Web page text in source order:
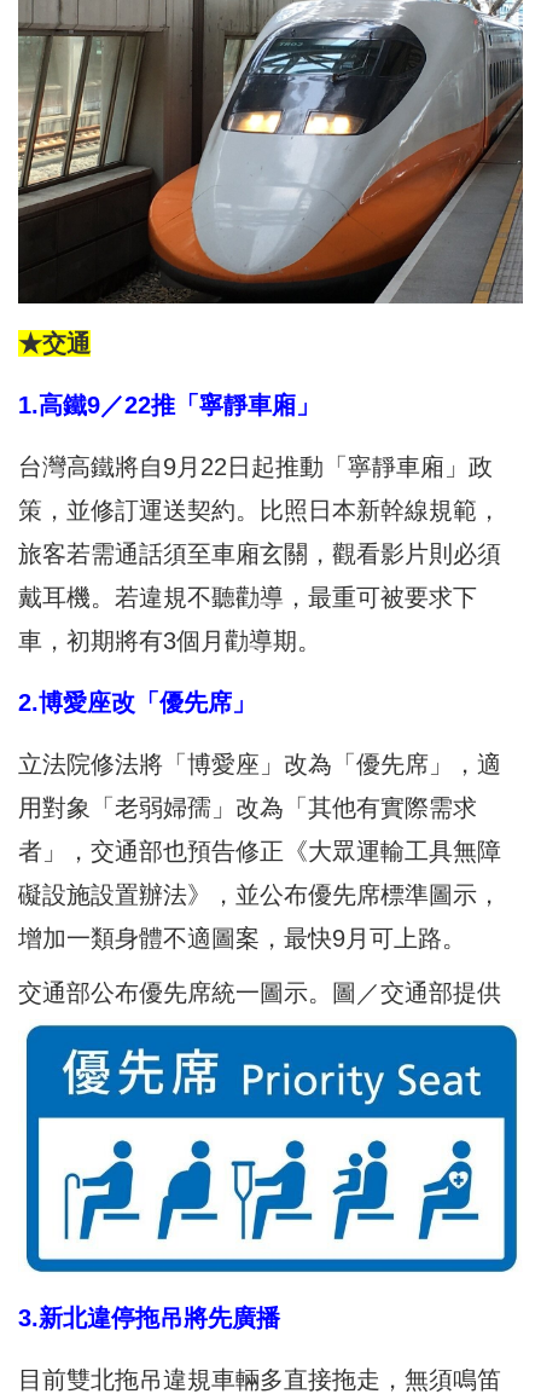
★交通
1.高鐵9／22推「寧靜車廂」
台灣高鐵將自9月22日起推動「寧靜車廂」政
策，並修訂運送契約。比照日本新幹線規範，
旅客若需通話須至車廂玄關，觀看影片則必須
戴耳機。若違規不聽勸導，最重可被要求下
車，初期將有3個月勸導期。
2.博愛座改「優先席」
立法院修法將「博愛座」改為「優先席」，適
用對象「老弱婦孺」改為「其他有實際需求
者」，交通部也預告修正《大眾運輸工具無障
礙設施設置辦法》，並公布優先席標準圖示，
增加一類身體不適圖案，最快9月可上路。
交通部公布優先席統一圖示。圖／交通部提供
3.新北違停拖吊將先廣播
目前雙北拖吊違規車輛多直接拖走，無須鳴笛